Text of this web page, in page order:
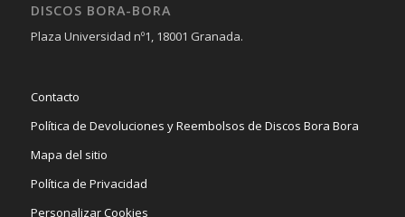
DISCOS BORA-BORA
Plaza Universidad nº1, 18001 Granada.
Contacto
Política de Devoluciones y Reembolsos de Discos Bora Bora
Mapa del sitio
Política de Privacidad
Personalizar Cookies